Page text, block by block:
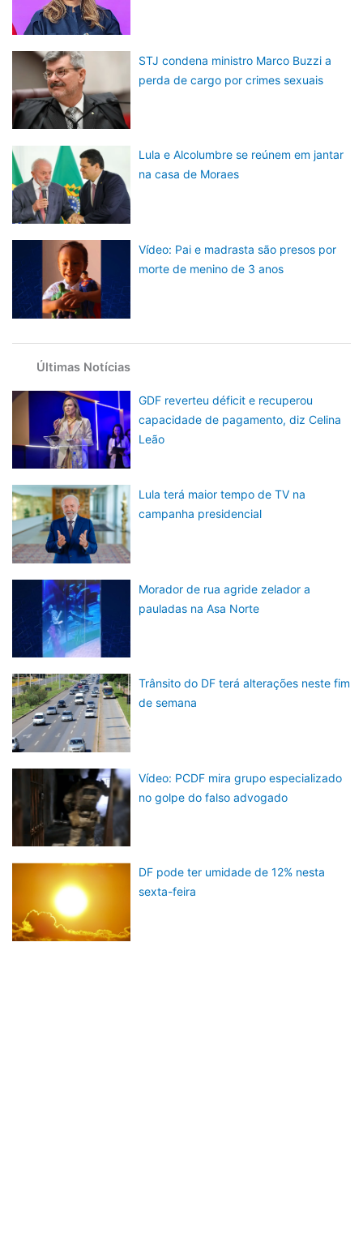
STJ condena ministro Marco Buzzi a
perda de cargo por crimes sexuais
Lula e Alcolumbre se reúnem em jantar
na casa de Moraes
Vídeo: Pai e madrasta são presos por
morte de menino de 3 anos
Últimas Notícias
GDF reverteu déficit e recuperou
capacidade de pagamento, diz Celina
Leão
Lula terá maior tempo de TV na
campanha presidencial
Morador de rua agride zelador a
pauladas na Asa Norte
Trânsito do DF terá alterações neste fim
de semana
Vídeo: PCDF mira grupo especializado
no golpe do falso advogado
DF pode ter umidade de 12% nesta
sexta-feira